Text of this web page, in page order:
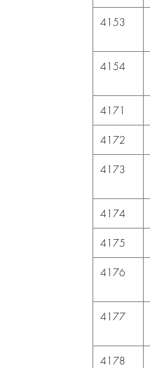
4153
4154
4171
4172
4173
4174
4175
4176
4177
4178